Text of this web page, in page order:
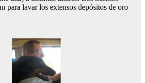
para lavar los extensos depósitos de oro